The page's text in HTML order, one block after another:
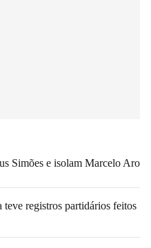
Simões e isolam Marcelo Aro
registros partidários feitos